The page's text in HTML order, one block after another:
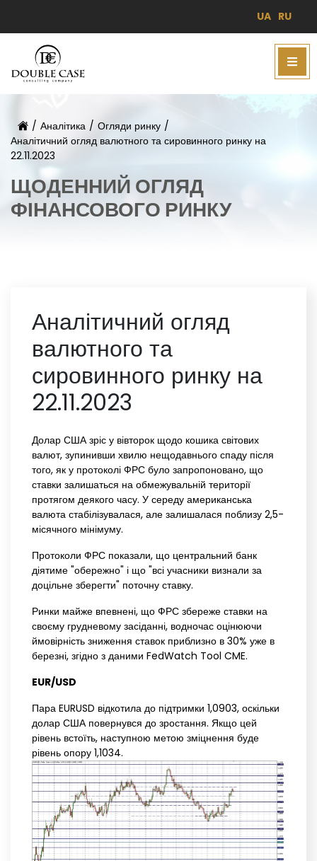
UA RU
/ Аналітика / Огляди ринку /
Аналітичний огляд валютного та сировинного ринку на
22.11.2023
ЩОДЕННИЙ ОГЛЯД
ФІНАНСОВОГО РИНКУ
Аналітичний огляд
валютного та
сировинного ринку на
22.11.2023
Долар США зріс у вівторок щодо кошика світових
валют, зупинивши хвилю нещодавнього спаду після
того, як у протоколі ФРС було запропоновано, що
ставки залишаться на обмежувальній території
протягом деякого часу. У середу американська
валюта стабілізувалася, але залишалася поблизу 2,5-
місячного мінімуму.
Протоколи ФРС показали, що центральний банк
діятиме "обережно" і що "всі учасники визнали за
доцільне зберегти" поточну ставку.
Ринки майже впевнені, що ФРС збереже ставки на
своєму грудневому засіданні, водночас оцінюючи
ймовірність зниження ставок приблизно в 30% уже в
березні, згідно з даними FedWatch Tool CME.
EUR/USD
Пара EURUSD відкотила до підтримки 1,0903, оскільки
долар США повернувся до зростання. Якщо цей
рівень встоїть, наступною метою зміцнення буде
рівень опору 1,1034.